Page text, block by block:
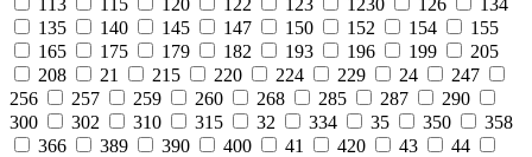
135
140 145 147 150 152 154
155
165
175 179 182 193 196 199
205
208
21 215 220 224 229 24
247
256
257 259 260 268 285 287
290
300
302 310 315 32 334 35 350
358
366
389 390 400 41 420 43
44